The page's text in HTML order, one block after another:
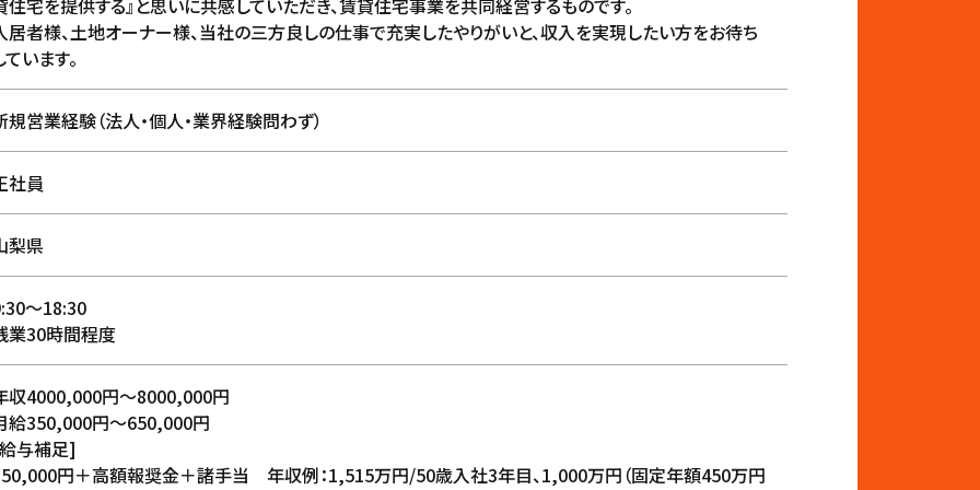
住宅を提供する』と思いに共感していただき、賃貸住宅事業を共同経営するものです。
居者様、土地オーナー様、当社の三方良しの仕事で充実したやりがいと、収入を実現したい方をお待ち
ています。
規営業経験（法人・個人・業界経験問わず）
社員
梨県
〜18:30
業30時間程度
収4000,000円〜8000,000円
給350,000円〜650,000円
与補足]
円＋高額報奨金＋諸手当 年収例：1,515万円/50歳入社3年目、1,000万円（固定年額450万円